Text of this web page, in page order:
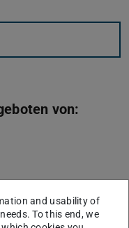
von:
Technischen
and usability of
To this end, we